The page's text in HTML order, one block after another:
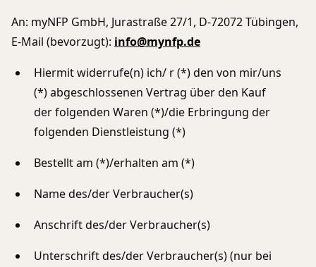
An: myNFP GmbH, Jurastraße 27/1, D-72072 Tübingen,
E-Mail (bevorzugt): info@mynfp.de
Hiermit widerrufe(n) ich/ r (*) den von mir/uns
(*) abgeschlossenen Vertrag über den Kauf
der folgenden Waren (*)/die Erbringung der
folgenden Dienstleistung (*)
Bestellt am (*)/erhalten am (*)
Name des/der Verbraucher(s)
Anschrift des/der Verbraucher(s)
Unterschrift des/der Verbraucher(s) (nur bei